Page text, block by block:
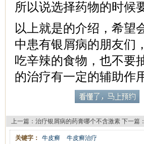
所以说选择药物的时候
以上就是的介绍，希望
中患有银屑病的朋友们
吃辛辣的食物，也不要
的治疗有一定的辅助作
上一篇： 治疗银屑病的药膏哪个不含激素 下一篇：
关键字： 牛皮癣 牛皮癣治疗